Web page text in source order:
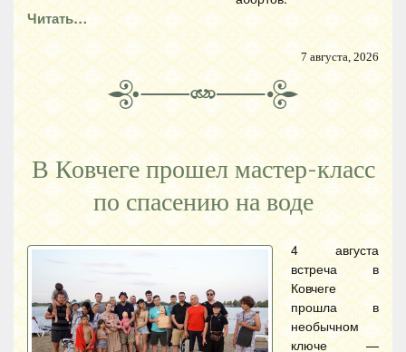
Читать…
7 августа, 2026
В Ковчеге прошел мастер-класс
по спасению на воде
4 августа
встреча в
Ковчеге
прошла в
необычном
ключе —